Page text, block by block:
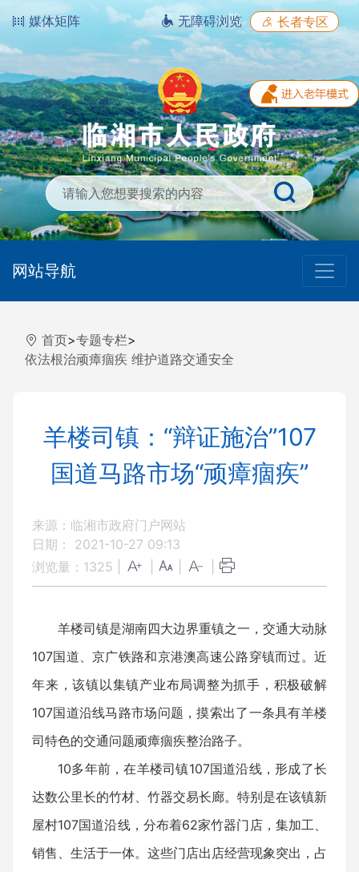
媒体矩阵 无障碍浏览 长者专区
网站导航
首页>专题专栏>
依法根治顽瘴痼疾 维护道路交通安全
羊楼司镇：“辩证施治”107
国道马路市场“顽瘴痼疾”
来源：临湘市政府门户网站
日期： 2021-10-27 09:13
浏览量： 1325
羊楼司镇是湖南四大边界重镇之一，交通大动脉
107国道、京广铁路和京港澳高速公路穿镇而过。近
年来，该镇以集镇产业布局调整为抓手，积极破解
107国道沿线马路市场问题，摸索出了一条具有羊楼
司特色的交通问题顽瘴痼疾整治路子。
10多年前，在羊楼司镇107国道沿线，形成了长
达数公里长的竹材、竹器交易长廊。特别是在该镇新
屋村107国道沿线，分布着62家竹器门店，集加工、
销售、生活于一体。这些门店出店经营现象突出，占